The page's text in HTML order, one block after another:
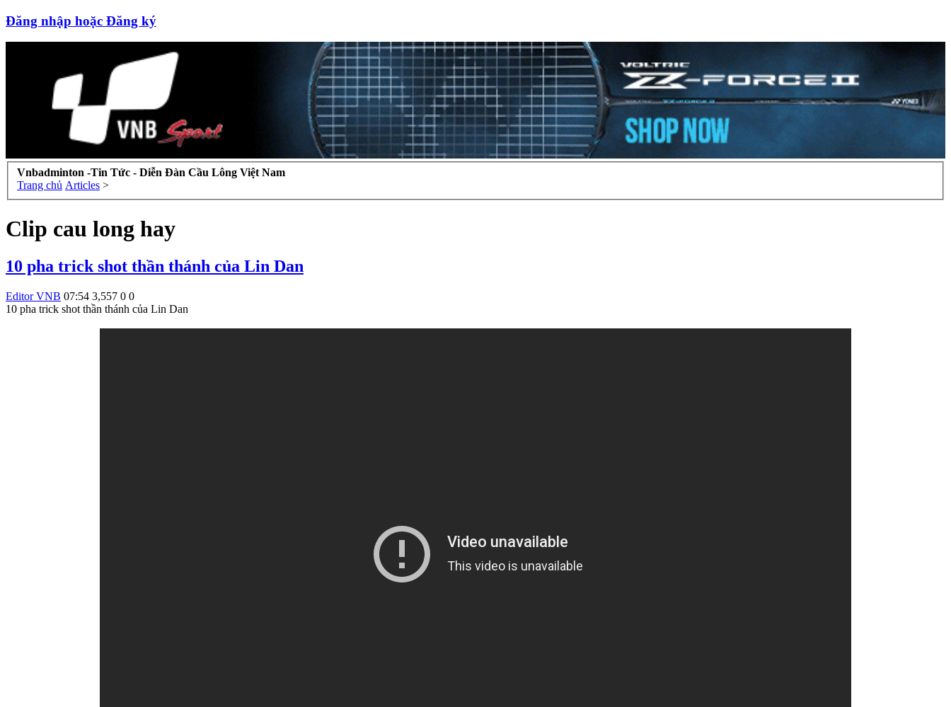
Đăng nhập hoặc Đăng ký
Vnbadminton -Tin Tức - Diễn Đàn Cầu Lông Việt Nam
Trang chủ Articles >
Clip cau long hay
10 pha trick shot thần thánh của Lin Dan
Editor VNB 07:54 3,557 0 0
10 pha trick shot thần thánh của Lin Dan